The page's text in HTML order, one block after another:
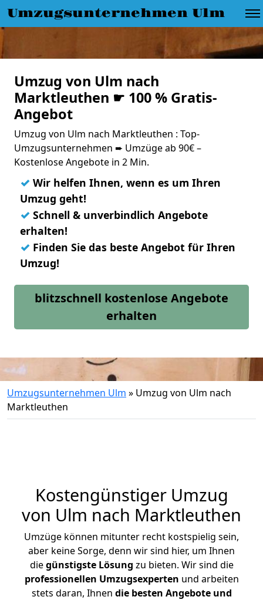
Umzugsunternehmen Ulm
Umzug von Ulm nach
Marktleuthen ☛ 100 % Gratis-
Angebot
Umzug von Ulm nach Marktleuthen : Top-
Umzugsunternehmen ➨ Umzüge ab 90€ –
Kostenlose Angebote in 2 Min.
✓ Wir helfen Ihnen, wenn es um Ihren
Umzug geht!
✓ Schnell & unverbindlich Angebote
erhalten!
✓ Finden Sie das beste Angebot für Ihren
Umzug!
blitzschnell kostenlose Angebote
erhalten
Umzugsunternehmen Ulm » Umzug von Ulm nach
Marktleuthen
Kostengünstiger Umzug
von Ulm nach Marktleuthen
Umzüge können mitunter recht kostspielig sein,
aber keine Sorge, denn wir sind hier, um Ihnen
diegünstigste Lösung zu bieten. Wir sind die
professionellen Umzugsexperten und arbeiten
stets daran, Ihnen die besten Angebote und